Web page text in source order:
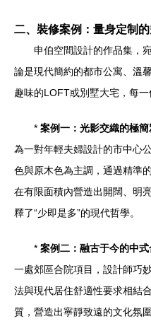
二、裝修案例：量身定制
申伯空間設計的作品集，
論是現代簡約的都市公寓、溫
趣味的LOFT或別墅大宅，每一
* 案例一：光影交織的極簡
為一對年輕夫婦設計的市中心
色與原木色為主調，通過精準
在有限面積內營造出開闊、明
釋了“少即是多”的現代哲學。
* 案例二：融古于今的中式
一處郊區合院項目，設計師巧
法與現代居住舒適性要求相結
質，營造出寧靜致遠的文化氛